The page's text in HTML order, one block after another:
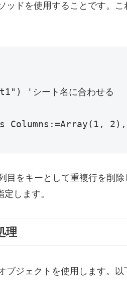
ッドを使用することです。こ
'シート名に合わせる
2),
をキーとして重複行を削除
します。
理
ブジェクトを使用します。以